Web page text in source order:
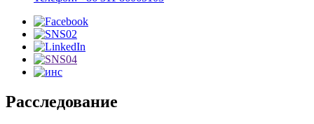
Расследование